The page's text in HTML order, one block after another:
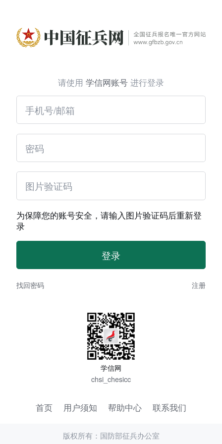
请使用 学信网账号 进行登录
为保障您的账号安全，请输入图片验证码后重新登
录
找回密码 注册
学信网
chsi_chesicc
首页 用户须知 帮助中心 联系我们
版权所有：国防部征兵办公室